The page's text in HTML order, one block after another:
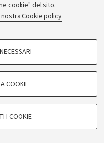
cookie" del sito.
Cookie policy.
esemplificativo, per il corretto
COOKIE
I COOKIE
STUDIORUM - Università di
Bologna - PI: 01131710376 -
Cookie